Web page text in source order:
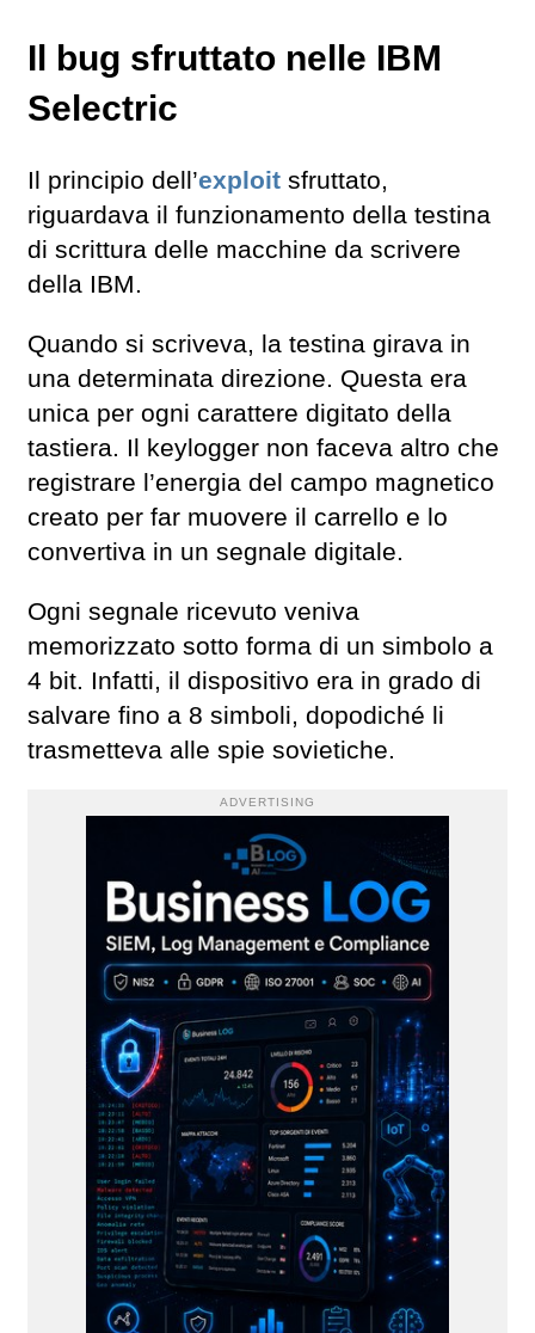
Il bug sfruttato nelle IBM
Selectric
Il principio dell’exploit sfruttato,
riguardava il funzionamento della testina
di scrittura delle macchine da scrivere
della IBM.
Quando si scriveva, la testina girava in
una determinata direzione. Questa era
unica per ogni carattere digitato della
tastiera. Il keylogger non faceva altro che
registrare l’energia del campo magnetico
creato per far muovere il carrello e lo
convertiva in un segnale digitale.
Ogni segnale ricevuto veniva
memorizzato sotto forma di un simbolo a
4 bit. Infatti, il dispositivo era in grado di
salvare fino a 8 simboli, dopodiché li
trasmetteva alle spie sovietiche.
ADVERTISING